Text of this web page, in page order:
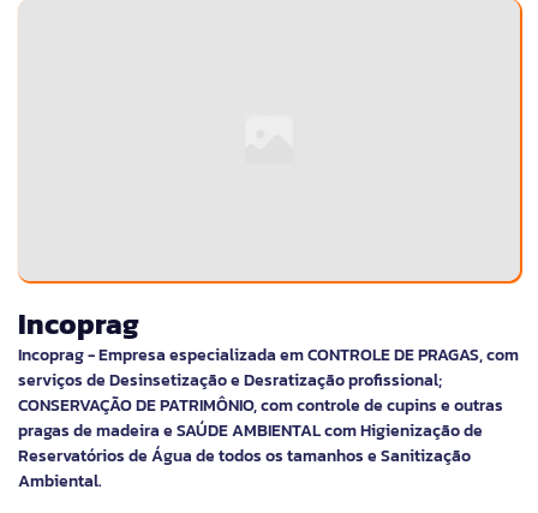
Incoprag
Incoprag - Empresa especializada em CONTROLE DE PRAGAS, com
serviços de Desinsetização e Desratização profissional;
CONSERVAÇÃO DE PATRIMÔNIO, com controle de cupins e outras
pragas de madeira e SAÚDE AMBIENTAL com Higienização de
Reservatórios de Água de todos os tamanhos e Sanitização
Ambiental.